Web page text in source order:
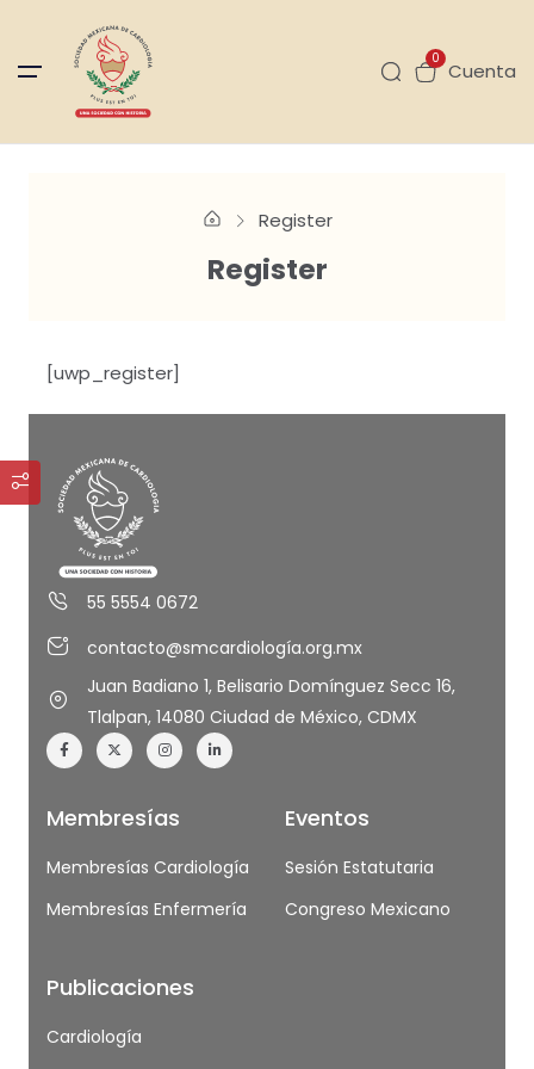
0
Cuenta
Register
Register
[uwp_register]
55 5554 0672
contacto@smcardiología.org.mx
Juan Badiano 1, Belisario Domínguez Secc 16,
Tlalpan, 14080 Ciudad de México, CDMX
Membresías
Membresías Cardiología
Membresías Enfermería
Publicaciones
Cardiología
Eventos
Sesión Estatutaria
Congreso Mexicano